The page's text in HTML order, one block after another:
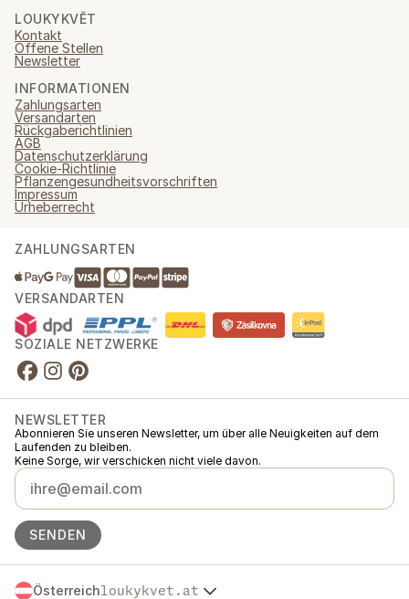
LOUKYKVĚT
Kontakt
Offene Stellen
Newsletter
INFORMATIONEN
Zahlungsarten
Versandarten
Rückgaberichtlinien
AGB
Datenschutzerklärung
Cookie-Richtlinie
Pflanzengesundheitsvorschriften
Impressum
Urheberrecht
ZAHLUNGSARTEN
VERSANDARTEN
SOZIALE NETZWERKE
NEWSLETTER
Abonnieren Sie unseren Newsletter, um über alle Neuigkeiten auf dem
Laufenden zu bleiben.
Keine Sorge, wir verschicken nicht viele davon.
SENDEN
Österreichloukykvet.at